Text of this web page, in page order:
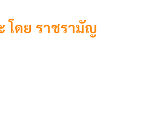
ดย ราชรามัญ